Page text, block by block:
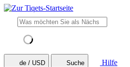
de / USD Suche
Hilfe